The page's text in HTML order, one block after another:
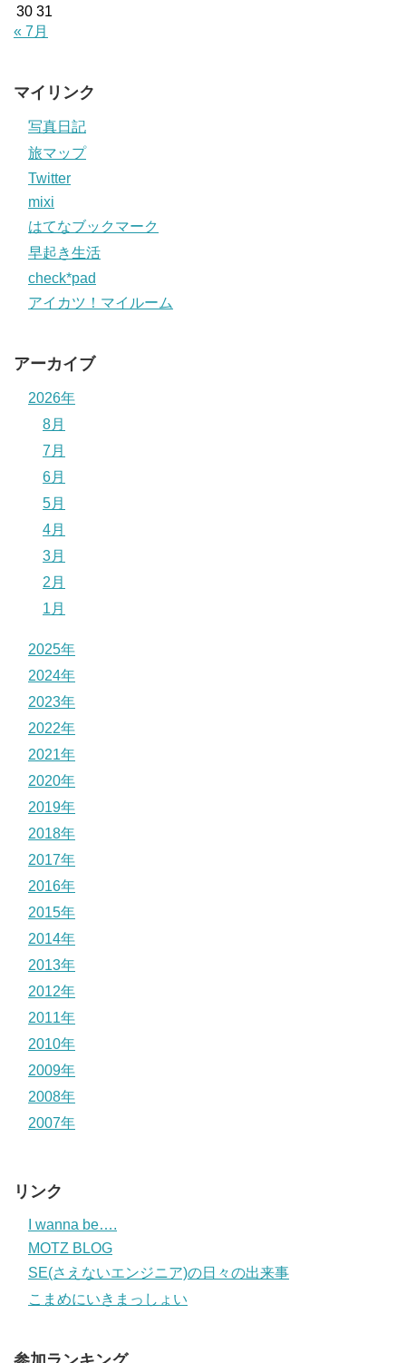
30 31
« 7月
マイリンク
写真日記
旅マップ
Twitter
mixi
はてなブックマーク
早起き生活
check*pad
アイカツ！マイルーム
アーカイブ
2026年
8月
7月
6月
5月
4月
3月
2月
1月
2025年
2024年
2023年
2022年
2021年
2020年
2019年
2018年
2017年
2016年
2015年
2014年
2013年
2012年
2011年
2010年
2009年
2008年
2007年
リンク
I wanna be….
MOTZ BLOG
SE(さえないエンジニア)の日々の出来事
こまめにいきまっしょい